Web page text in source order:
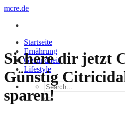
Zum
springen
mcre.de
Startseite
Ernährung
Gesundheit
Lifestyle
Sichere dir jetzt
Günstig
sparen!